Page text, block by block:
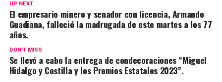
UP NEXT
El empresario minero y senador con licencia, Armando
Guadiana, falleció la madrugada de este martes a los 77
años.
DON'T MISS
Se llevó a cabo la entrega de condecoraciones “Miguel
Hidalgo y Costilla y los Premios Estatales 2023”.